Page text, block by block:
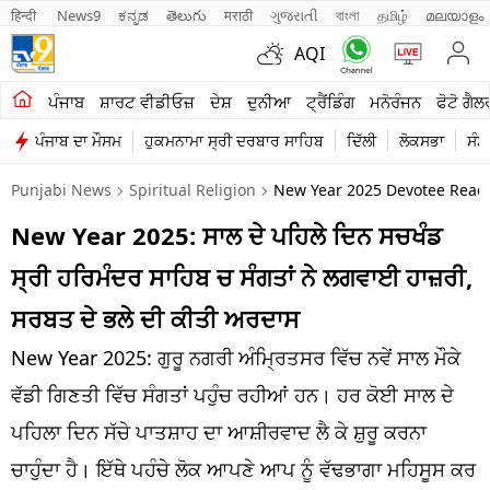
हिन्दी News9 ಕನ್ನಡ తెలుగు मराठी ગુજરાતી বাংলা தமிழ் മലയാളം
AQI
ਪੰਜਾਬ ਸ਼ਾਰਟ ਵੀਡੀਓਜ਼ ਦੇਸ਼ ਦੁਨੀਆ ਟ੍ਰੈਂਡਿੰਗ ਮਨੋਰੰਜਨ ਫੋਟੋ
ਪੰਜਾਬ ਦਾ ਮੌਸਮ ਹੁਕਮਨਾਮਾ ਸ੍ਰੀ ਦਰਬਾਰ ਸਾਹਿਬ ਦਿੱਲੀ ਲੋਕਸਭਾ
ਖੇਤੀਬਾੜੀ
ਸ਼ਾਰਟ ਵੀਡੀਓਜ਼
ਕਾਰੋਬਾਰ
ਕਰਿਅਰ
ਮਨੋਰੰਜਨ
ਦੇਸ਼
ਲਾਈਫ ਸਟਾਈਲ
ਪੰਜਾਬ
Punjabi News Spiritual Religion New Year 2025 Devotee
New Year 2025: ਸਾਲ ਦੇ ਪਹਿਲੇ ਦਿਨ ਸਚਖੰਡ
ਸ੍ਰੀ ਹਰਿਮੰਦਰ ਸਾਹਿਬ ਚ ਸੰਗਤਾਂ ਨੇ ਲਗਵਾਈ ਹਾਜ਼ਰੀ,
ਸਰਬਤ ਦੇ ਭਲੇ ਦੀ ਕੀਤੀ ਅਰਦਾਸ
New Year 2025: ਗੁਰੂ ਨਗਰੀ ਅੰਮ੍ਰਿਤਸਰ ਵਿੱਚ ਨਵੇਂ ਸਾਲ ਮੌਕੇ
ਵੱਡੀ ਗਿਣਤੀ ਵਿੱਚ ਸੰਗਤਾਂ ਪਹੁੰਚ ਰਹੀਆਂ ਹਨ। ਹਰ ਕੋਈ ਸਾਲ ਦੇ
ਪਹਿਲਾ ਦਿਨ ਸੱਚੇ ਪਾਤਸ਼ਾਹ ਦਾ ਆਸ਼ੀਰਵਾਦ ਲੈ ਕੇ ਸ਼ੁਰੂ ਕਰਨਾ
ਚਾਹੁੰਦਾ ਹੈ। ਇੱਥੇ ਪਹੰਚੇ ਲੋਕ ਆਪਣੇ ਆਪ ਨੂੰ ਵੱਢਭਾਗਾ ਮਹਿਸੂਸ ਕਰ